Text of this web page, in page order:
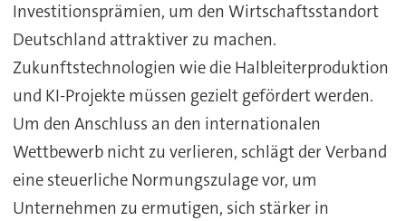
Investitionsprämien, um den Wirtschaftsstandort
Deutschland attraktiver zu machen.
Zukunftstechnologien wie die Halbleiterproduktion
und KI-Projekte müssen gezielt gefördert werden.
Um den Anschluss an den internationalen
Wettbewerb nicht zu verlieren, schlägt der Verband
eine steuerliche Normungszulage vor, um
Unternehmen zu ermutigen, sich stärker in